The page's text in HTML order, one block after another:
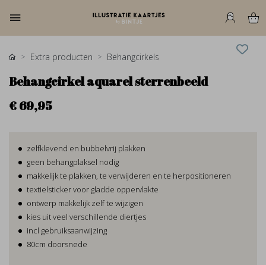
Extra producten Behangcirkels
Behangcirkel aquarel sterrenbeeld
€ 69,95
zelfklevend en bubbelvrij plakken
geen behangplaksel nodig
makkelijk te plakken, te verwijderen en te herpositioneren
textielsticker voor gladde oppervlakte
ontwerp makkelijk zelf te wijzigen
kies uit veel verschillende diertjes
incl gebruiksaanwijzing
80cm doorsnede